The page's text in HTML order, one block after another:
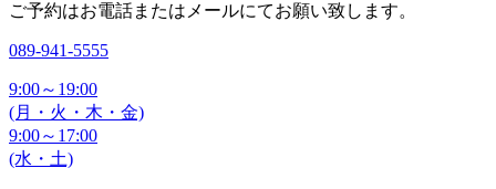
ご予約はお電話またはメールにてお願い致します。
089-941-5555
9:00～19:00
(月・火・木・金)
9:00～17:00
(水・土)